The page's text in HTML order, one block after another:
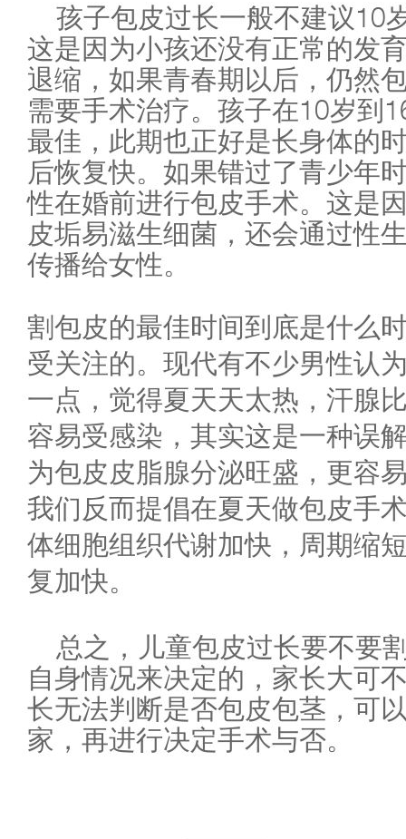
孩子包皮过长一般不建议10
这是因为小孩还没有正常的发
退缩，如果青春期以后，仍然
需要手术治疗。孩子在10岁到
最佳，此期也正好是长身体的
后恢复快。如果错过了青少年
性在婚前进行包皮手术。这是
皮垢易滋生细菌，还会通过性
传播给女性。
割包皮的最佳时间到底是什么
受关注的。现代有不少男性认
一点，觉得夏天天太热，汗腺
容易受感染，其实这是一种误
为包皮皮脂腺分泌旺盛，更容
我们反而提倡在夏天做包皮手
体细胞组织代谢加快，周期缩
复加快。
总之，儿童包皮过长要不要
自身情况来决定的，家长大可
长无法判断是否包皮包茎，可
家，再进行决定手术与否。